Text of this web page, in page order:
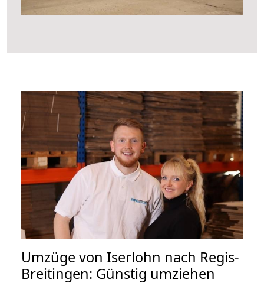
Umzüge von Iserlohn nach Regis-
Breitingen: Günstig umziehen